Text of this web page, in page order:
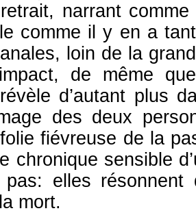
narrant
comme il y en a
loin de la
de même
d’autant plus
des deux
fiévreuse de la
chronique sensible
pas: elles
mort.